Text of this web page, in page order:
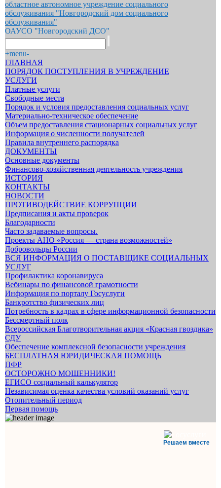
областное автономное учреждение социального
обслуживания "Новгородский дом социального
обслуживания"
ОАУСО "Новгородский ДСО"
+menu-
ГЛАВНАЯ
ПОРЯДОК ПОСТУПЛЕНИЯ В УЧРЕЖДЕНИЕ
УСЛУГИ
Платные услуги
Свободные места
Порядок и условия предоставления социальных услуг
Материально-техническое обеспечение
Объем предоставления стационарных социальных услуг
Информация о численности получателей
Правила внутреннего распорядка
ДОКУМЕНТЫ
Основные документы
Финансово-хозяйственная деятельность учреждения
ИСТОРИЯ
КОНТАКТЫ
НОВОСТИ
ПРОТИВОДЕЙСТВИЕ КОРРУПЦИИ
Предписания и акты проверок
Благодарности
Часто задаваемые вопросы.
Проекты АНО «Россия — страна возможностей»
Добровольцы России
ВСЯ ИНФОРМАЦИЯ О ПОСТАВЩИКЕ СОЦИАЛЬНЫХ
УСЛУГ
Профилактика коронавируса
Вебинары по финансовой грамотности
Информация по порталу Госуслуги
Банкротство физических лиц
Потребность в кадрах в сфере информационной безопасности
Бессмертный полк
Всероссийская Благотворительная акция «Красная гвоздика»
СДУ
Обеспечение комплексной безопасности учреждения
БЕСПЛАТНАЯ ЮРИДИЧЕСКАЯ ПОМОЩЬ
ПФР
ОСТОРОЖНО МОШЕННИКИ!
ЕГИСО социальный калькулятор
Независимая оценка качества условий оказаний услуг
Отопительный период
Первая помощь
Решаем вместе